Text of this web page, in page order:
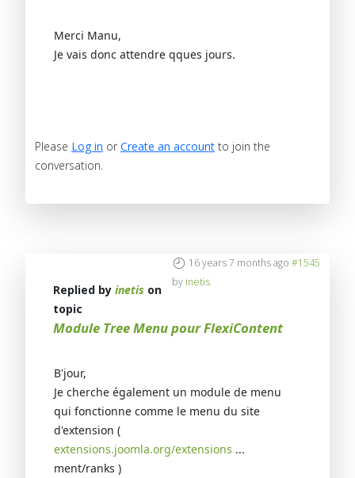
Merci Manu,
Je vais donc attendre qques jours.
Please Log in or Create an account to join the
conversation.
16 years 7 months ago #1545
by inetis
Replied by inetis on
topic
Module Tree Menu pour FlexiContent
B'jour,
Je cherche également un module de menu
qui fonctionne comme le menu du site
d'extension (
extensions.joomla.org/extensions ...
ment/ranks )